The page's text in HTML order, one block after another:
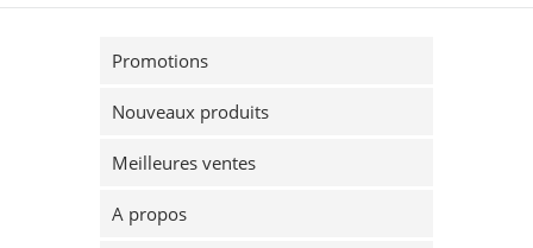
Promotions
Nouveaux produits
Meilleures ventes
A propos